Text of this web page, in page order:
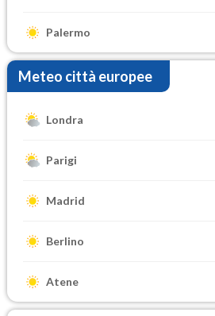
Palermo
Meteo città europee
Londra
Parigi
Madrid
Berlino
Atene